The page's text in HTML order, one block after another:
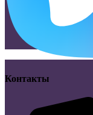
Контакты